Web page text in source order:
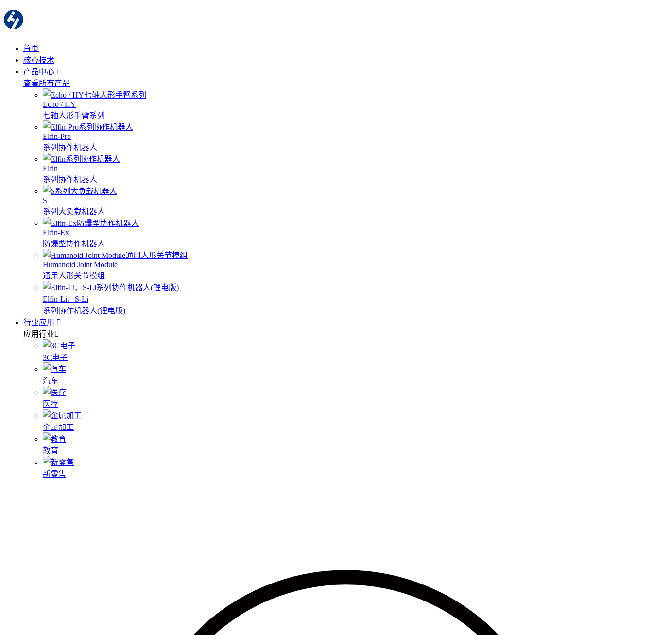
首页
核心技术
产品中心
查看所有产品
Echo / HY
七轴人形手臂系列
Elfin-Pro
系列协作机器人
Elfin
系列协作机器人
S
系列大负载机器人
Elfin-Ex
防爆型协作机器人
Humanoid Joint Module
通用人形关节模组
Elfin-Li、S-Li
系列协作机器人(锂电版)
行业应用
应用行业
3C电子
汽车
医疗
金属加工
教育
新零售